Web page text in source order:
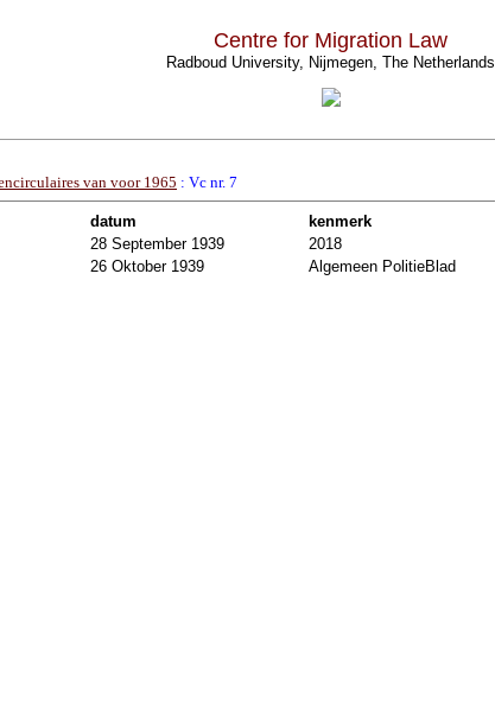
Centre for Migration Law
Radboud University, Nijmegen, The Netherlands
van voor 1965 : Vc nr. 7
datum
kenmerk
28 September 1939
2018
26 Oktober 1939 Algemeen PolitieBlad